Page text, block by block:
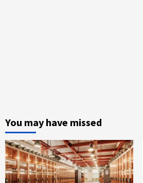
You may have missed